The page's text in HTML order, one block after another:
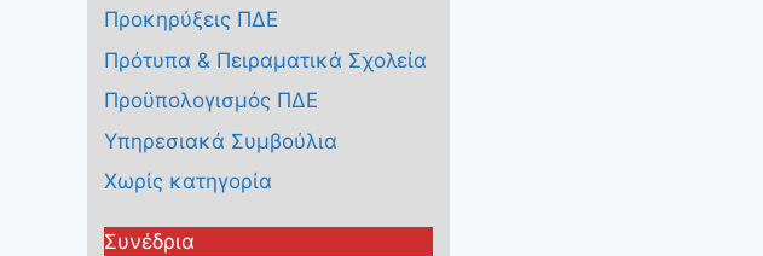
Προκηρύξεις ΠΔΕ
Πρότυπα & Πειραματικά Σχολεία
Προϋπολογισμός ΠΔΕ
Υπηρεσιακά Συμβούλια
Χωρίς κατηγορία
Συνέδρια